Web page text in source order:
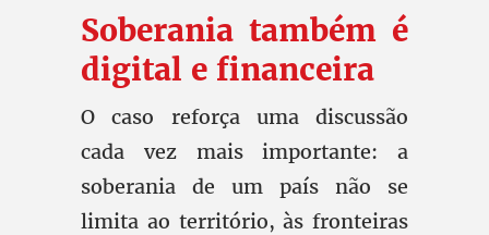
Soberania também é
digital e financeira
O caso reforça uma discussão
cada vez mais importante: a
soberania de um país não se
limita ao território, às fronteiras